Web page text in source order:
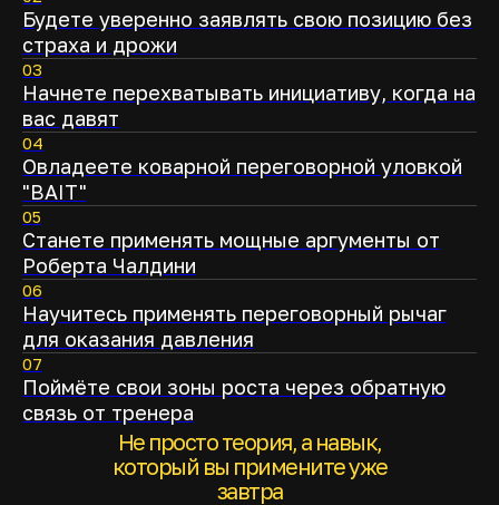
Будете уверенно заявлять свою позицию без
страха и дрожи
03
Начнете перехватывать инициативу, когда на
вас давят
04
Овладеете коварной переговорной уловкой
"BAIT"
05
Станете применять мощные аргументы от
Роберта Чалдини
06
Научитесь применять переговорный рычаг
для оказания давления
07
Поймёте свои зоны роста через обратную
связь от тренера
Не просто теория, а навык,
который вы примените уже
завтра